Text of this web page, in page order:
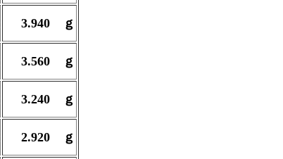
3.940 ｇ
3.560 ｇ
3.240 ｇ
2.920 ｇ